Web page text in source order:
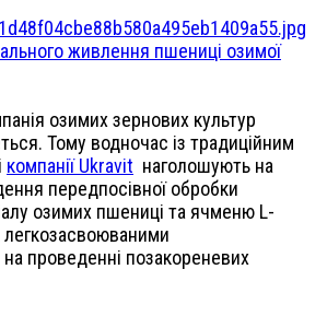
живлення пшениці озимої
озимих зернових культур
Тому водночас із традиційним
компанії Ukravit наголошують на
передпосівної обробки
озимих пшениці та ячменю L-
легкозасвоюваними
проведенні позакореневих